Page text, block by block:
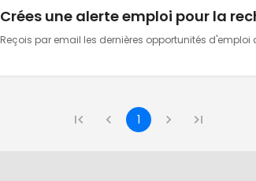
Crées une alerte emploi pour la
Reçois par email les dernières opportunités
1